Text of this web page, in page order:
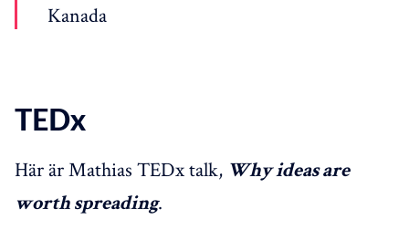
Kanada
TEDx
Här är Mathias TEDx talk, Why ideas are
worth spreading.